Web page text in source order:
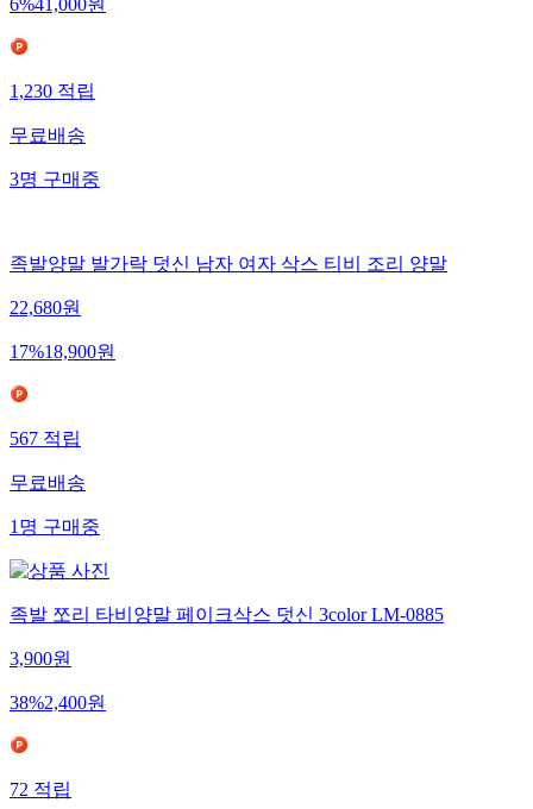
6%41,000원
1,230적립
무료배송
3명구매중
족발양말 발가락 덧신 남자 여자 삭스 티비 조리 양말
22,680원
17%18,900원
567적립
무료배송
1명구매중
족발 쪼리 타비양말 페이크삭스 덧신 3color LM-0885
3,900원
38%2,400원
72적립